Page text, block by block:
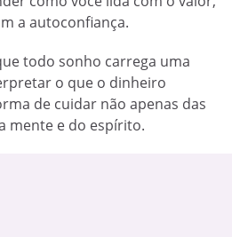
a autoconfiança.
todo sonho carrega uma
o que o dinheiro
de cuidar não apenas das
mente e do espírito.